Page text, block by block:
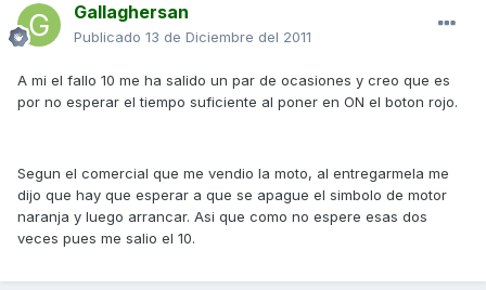
Gallaghersan
Publicado 13 de Diciembre del 2011
A mi el fallo 10 me ha salido un par de ocasiones y creo que es
por no esperar el tiempo suficiente al poner en ON el boton rojo.
Segun el comercial que me vendio la moto, al entregarmela me
dijo que hay que esperar a que se apague el simbolo de motor
naranja y luego arrancar. Asi que como no espere esas dos
veces pues me salio el 10.